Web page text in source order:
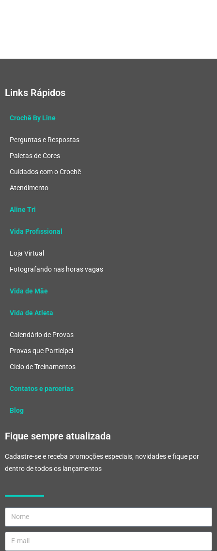
Links Rápidos
Crochê By Line
Perguntas e Respostas
Paletas de Cores
Cuidados com o Crochê
Atendimento
Aline Tri
Vida Profissional
Loja Virtual
Fotografando nas horas vagas
Vida de Mãe
Vida de Atleta
Calendário de Provas
Provas que Participei
Ciclo de Treinamentos
Contatos e parcerias
Blog
Fique sempre atualizada
Cadastre-se e receba promoções especiais, novidades e fique por
dentro de todos os lançamentos